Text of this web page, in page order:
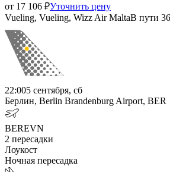
от 17 106 ₽Уточнить цену
Vueling, Vueling, Wizz Air MaltaВ пути
22:005 сентября, сб
Берлин, Berlin Brandenburg Airport, BER
BEREVN
2 пересадки
Лоукост
Ночная пересадка